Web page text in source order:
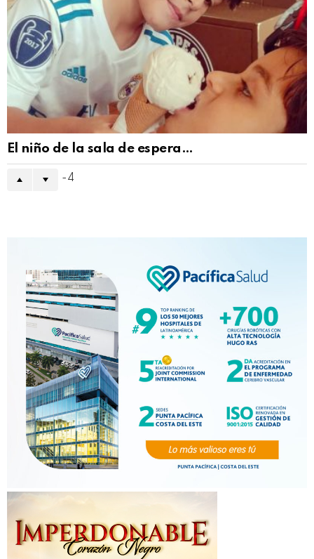
El niño de la sala de espera…
-4